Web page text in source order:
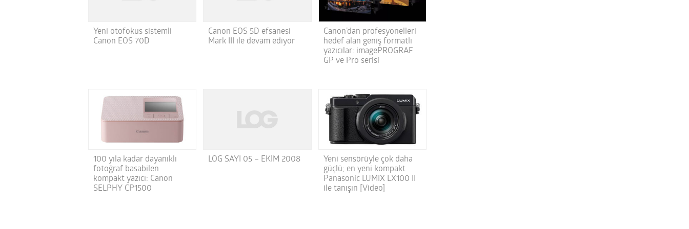
Yeni otofokus sistemli
Canon EOS 70D
Canon EOS 5D efsanesi
Mark III ile devam ediyor
Canon’dan profesyonelleri
hedef alan geniş formatlı
yazıcılar: imagePROGRAF
GP ve Pro serisi
100 yıla kadar dayanıklı
fotoğraf basabilen
kompakt yazıcı: Canon
SELPHY CP1500
LOG SAYI 05 – EKİM 2008
Yeni sensörüyle çok daha
güçlü; en yeni kompakt
Panasonic LUMIX LX100 II
ile tanışın [Video]